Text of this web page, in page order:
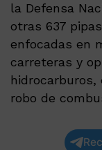
la Defensa
otras 637
enfocadas en
carreteras y
robo de